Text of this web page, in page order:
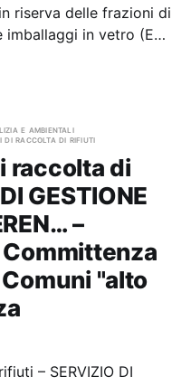
riserva delle frazioni di
in vetro (EER
appaltante:
e ambientali
di raccolta di rifiuti
raccolta di
GESTIONE
–
"alto
– SERVIZIO DI